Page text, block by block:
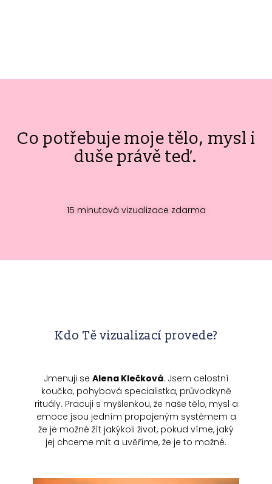
Co potřebuje moje tělo, mysl i
duše právě teď.
15 minutová vizualizace zdarma
Kdo Tě vizualizací provede?
Jmenuji se Alena Klečková. Jsem celostní
koučka, pohybová specialistka, průvodkyně
rituály. Pracuji s myšlenkou, že naše tělo, mysl a
emoce jsou jedním propojeným systémem a
že je možné žít jakýkoli život, pokud víme, jaký
jej chceme mít a uvěříme, že je to možné.